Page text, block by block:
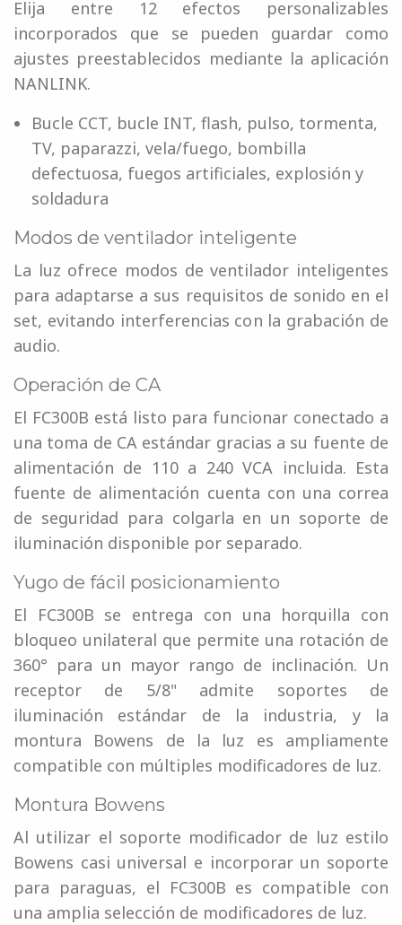
Elija entre 12 efectos personalizables
incorporados que se pueden guardar como
ajustes preestablecidos mediante la aplicación
NANLINK.
Bucle CCT, bucle INT, flash, pulso, tormenta,
TV, paparazzi, vela/fuego, bombilla
defectuosa, fuegos artificiales, explosión y
soldadura
Modos de ventilador inteligente
La luz ofrece modos de ventilador inteligentes
para adaptarse a sus requisitos de sonido en el
set, evitando interferencias con la grabación de
audio.
Operación de CA
El FC300B está listo para funcionar conectado a
una toma de CA estándar gracias a su fuente de
alimentación de 110 a 240 VCA incluida. Esta
fuente de alimentación cuenta con una correa
de seguridad para colgarla en un soporte de
iluminación disponible por separado.
Yugo de fácil posicionamiento
El FC300B se entrega con una horquilla con
bloqueo unilateral que permite una rotación de
360° para un mayor rango de inclinación. Un
receptor de 5/8" admite soportes de
iluminación estándar de la industria, y la
montura Bowens de la luz es ampliamente
compatible con múltiples modificadores de luz.
Montura Bowens
Al utilizar el soporte modificador de luz estilo
Bowens casi universal e incorporar un soporte
para paraguas, el FC300B es compatible con
una amplia selección de modificadores de luz.